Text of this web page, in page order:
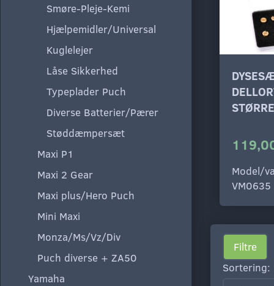
Smøre-Pleje-Kemi
Hjælpemidler/Universal
Kuglelejer
Låse Sikkerhed
Typeplader Puch
Diverse Batterier/Pærer
Støddæmpersæt
Maxi P1
Maxi 2 Gear
Maxi plus/Hero Puch
Mini Maxi
Monza/Ms/Vz/Div
Puch diverse + ZA50
Yamaha
Model/
VM0635
Filtre
Sortering: